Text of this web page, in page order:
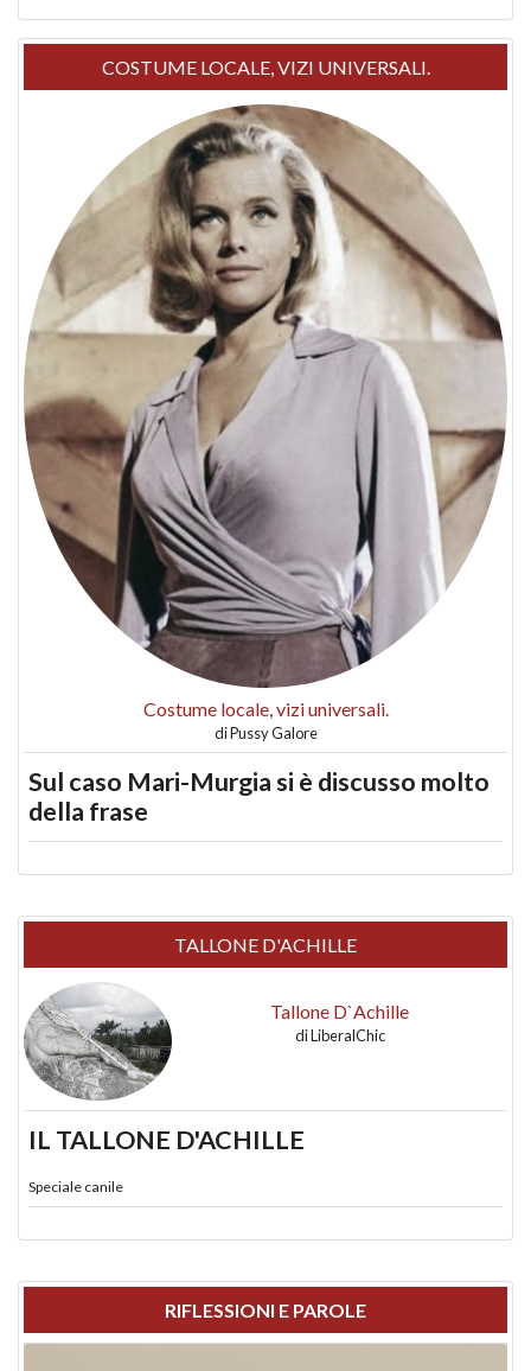
COSTUME LOCALE, VIZI UNIVERSALI.
Costume locale, vizi universali.
diPussy Galore
Sul caso Mari-Murgia si è discusso molto
della frase
TALLONE D'ACHILLE
Tallone D`Achille
diLiberalChic
IL TALLONE D'ACHILLE
Speciale canile
RIFLESSIONI E PAROLE